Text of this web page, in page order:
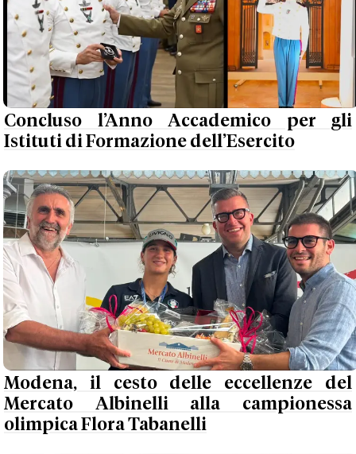
Concluso l’Anno Accademico per gli
Istituti di Formazione dell’Esercito
Modena, il cesto delle eccellenze del
Mercato Albinelli alla campionessa
olimpica Flora Tabanelli